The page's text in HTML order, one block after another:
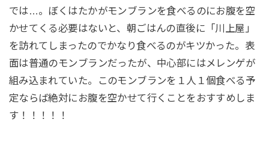
では…。ぼくはたかがモンブランを食べるのにお腹を空
かせてくる必要はないと、朝ごはんの直後に「川上屋」
を訪れてしまったのでかなり食べるのがキツかった。表
面は普通のモンブランだったが、中心部にはメレンゲが
組み込まれていた。このモンブランを１人１個食べる予
定ならば絶対にお腹を空かせて行くことをおすすめしま
す！！！！！